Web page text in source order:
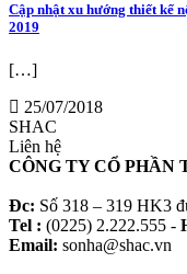
Cập nhật xu hướng thiết kế
2019
[…]
25/07/2018
SHAC
Liên hệ
CÔNG TY CỔ PHẦN
Đc: Số 318 – 319 HK3
Tel : (0225) 2.222.555 -
Email: sonha@shac.vn